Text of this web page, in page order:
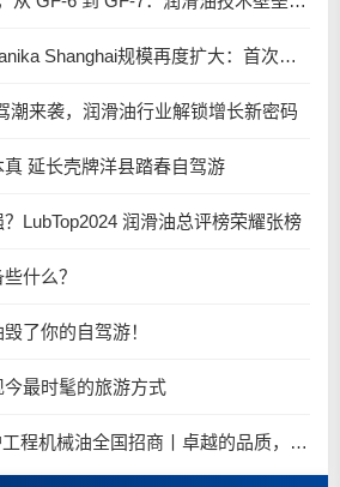
3、2025年Automechanika Shanghai规模再度扩大：首次启用国家会展中心（上海）全部15个展馆
潮来袭，润滑油行业解锁增长新密码​
延长壳牌洋县踏春自驾游
LubTop2024 润滑油总评榜荣耀张榜
什么？
了你的自驾游！
最时髦的旅游方式
10、玉柴马石油-龙护工程机械油全国招商丨卓越的品质，专业的品牌！